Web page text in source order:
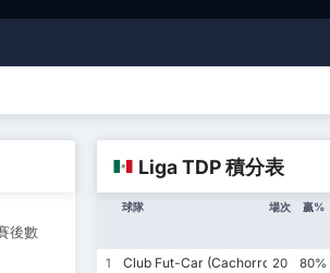
後數
Liga TDP 積分表
球隊 場次 贏%
1 Club Fut-Car (Cachorros de León)
20 80%